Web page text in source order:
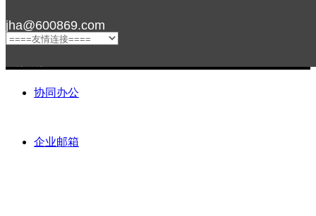
jha@600869.com
友情链接：
协同办公
企业邮箱